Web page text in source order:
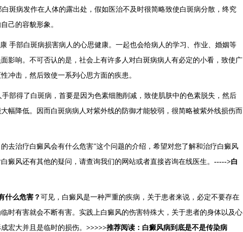
斑病发作在人体的露出处，假如医治不及时很简略致使白斑病分散，终究
己的容貌形象。
手部白斑病损害病人的心思健康。一起也会给病人的学习、作业、婚姻等
影响。不可否认的是，社会上有许多人对白斑病病人有必定的小看，致使广
冲击，然后致使一系列心思方面的疾患。
部得了白斑病，首要是因为色素细胞削减，致使肌肤中的色素脱失，然后
幅降低。因而白斑病病人对紫外线的防御才能较弱，很简略被紫外线损伤而
去治疗白癜风会有什么危害”这个问题的介绍，希望对您了解和治疗白癜风
癜风还有其他的疑问，请查询我们的网站或者直接咨询在线医生。 ----->白
什么危害？ 可见，白癜风是一种严重的疾病，关于患者来说，必定不要存在
时有害就会不断有害。实践上白癜风的伤害特殊大，关于患者的身体以及心
宏大并且是临时的损伤。 >>>>>推荐阅读：白癜风病到底是不是传染病